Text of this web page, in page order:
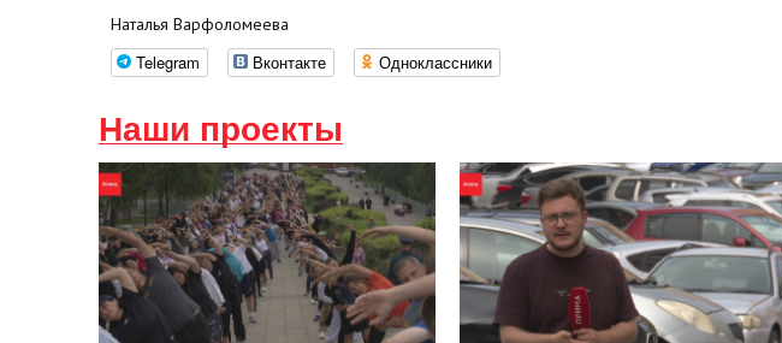
Наталья Варфоломеева
Telegram Вконтакте Одноклассники
Наши проекты